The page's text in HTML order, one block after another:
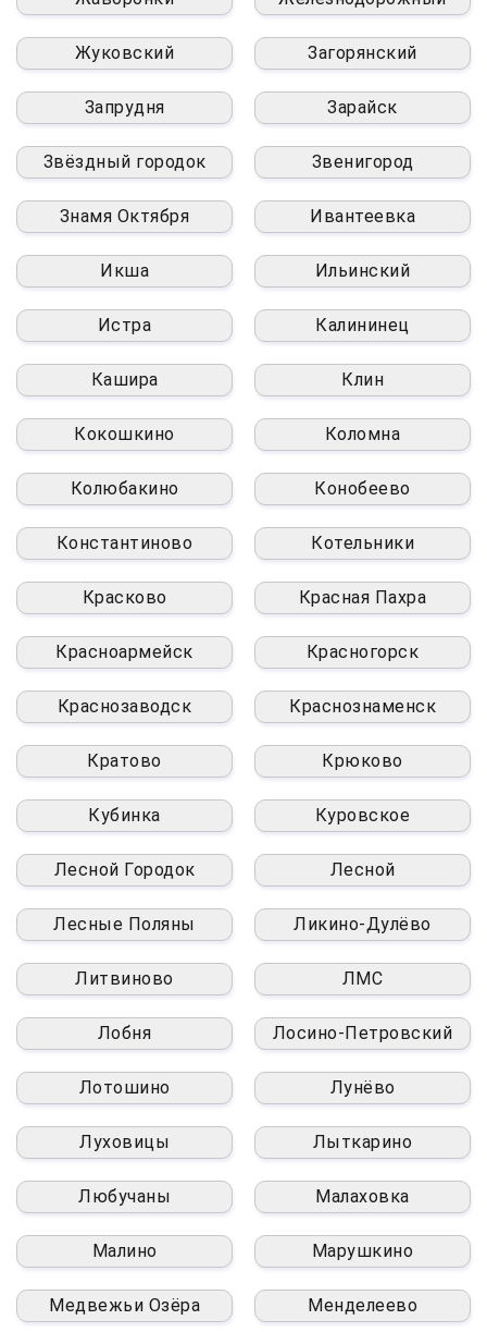
Жуковский Загорянский
Запрудня Зарайск
Звёздный городок Звенигород
Знамя Октября Ивантеевка
Икша Ильинский
Истра Калининец
Кашира Клин
Кокошкино Коломна
Колюбакино Конобеево
Константиново Котельники
Красково Красная Пахра
Красноармейск Красногорск
Краснозаводск Краснознаменск
Кратово Крюково
Кубинка Куровское
Лесной Городок Лесной
Лесные Поляны Ликино-Дулёво
Литвиново ЛМС
Лобня Лосино-Петровский
Лотошино Лунёво
Луховицы Лыткарино
Любучаны Малаховка
Малино Марушкино
Медвежьи Озёра Менделеево